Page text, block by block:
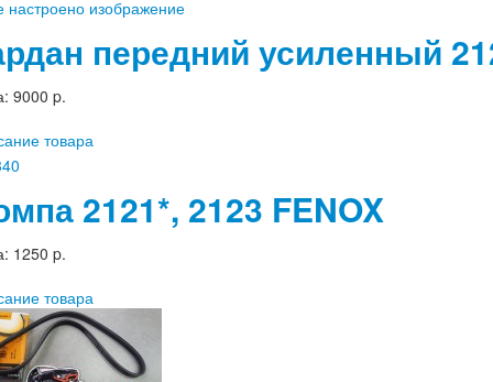
передний усиленный
9000 p.
товара
2121*, 2123 FENOX
1250 p.
товара